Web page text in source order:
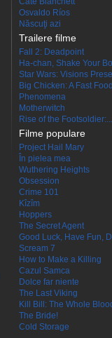
Osvaldo Ríos
Născuţi azi
Trailere filme
Fall 2: Deadpoint
Ha-chan, Shake Your
Star Wars: Visions
Big Chicken: A Fast
Phenomena
Motherwitch
Rise of the Footsoldier:...
Filme populare
Project Hail Mary
În pielea mea
Wuthering Heights
Obsession
Crime 101
Kîzîm
Hoppers
The Secret Agent
Good Luck, Have Fun,
Scream 7
How to Make a Killing
Cazul Samca
Dolce far niente
The Last Viking
Kill Bill: The Whole
The Bride!
Cold Storage